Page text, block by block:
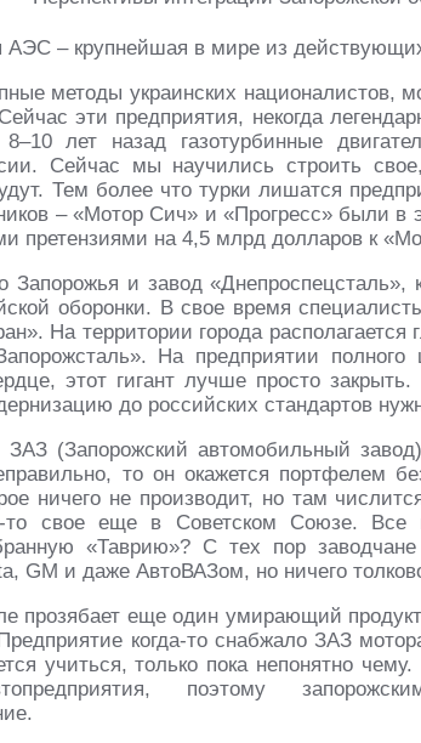
АЭС – крупнейшая в мире из
методы украинских националистов,
эти предприятия, некогда
лет назад газотурбинные
Сейчас мы научились строить
Тем более что турки лишатся
– «Мотор Сич» и «Прогресс» были
претензиями на 4,5 млрд долларов к
Запорожья и завод «Днепроспецсталь»,
оборонки. В свое время
На территории города располагается
На предприятии
этот гигант лучше просто
до российских стандартов
(Запорожский автомобильный
то он окажется портфелем
ничего не производит, но там
то свое еще в Советском Союзе.
«Таврию»? С тех пор
GM и даже АвтоВАЗом, но ничего
прозябает еще один умирающий
когда-то снабжало ЗАЗ
учиться, только пока непонятно
поэтому